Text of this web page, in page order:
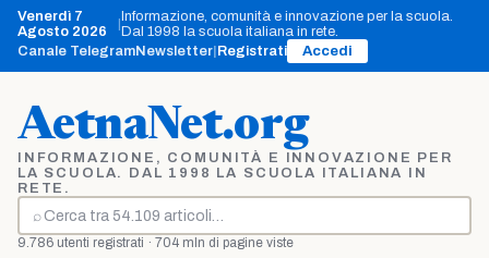
Vai
contenuto
Venerdì 7
Agosto 2026
Informazione, comunità e innovazione per la scuola.
Dal 1998 la scuola italiana in rete.
Canale TelegramNewsletter Registrati Accedi
AetnaNet.org
INFORMAZIONE, COMUNITÀ E INNOVAZIONE PER
LA SCUOLA. DAL 1998 LA SCUOLA ITALIANA IN
RETE.
⌕
Cerca
9.786 utenti registrati · 704 mln di pagine viste